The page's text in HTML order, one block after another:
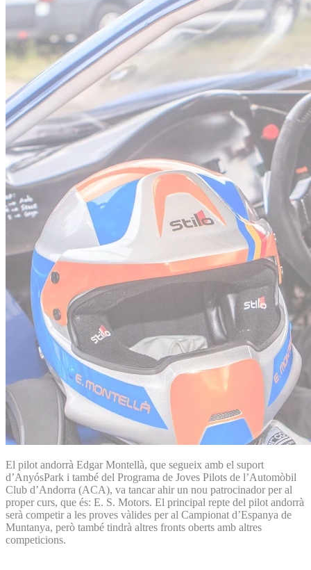
El pilot andorrà Edgar Montellà, que segueix amb el suport
d’AnyósPark i també del Programa de Joves Pilots de l’Automòbil
Club d’Andorra (ACA), va tancar ahir un nou patrocinador per al
proper curs, que és: E. S. Motors. El principal repte del pilot andorrà
serà competir a les proves vàlides per al Campionat d’Espanya de
Muntanya, però també tindrà altres fronts oberts amb altres
competicions.